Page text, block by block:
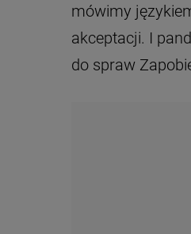
mówimy
akceptacji. I
do spraw